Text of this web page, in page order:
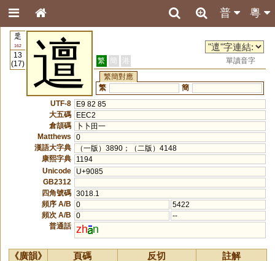
粵
普
辵
162
13
(17)
邅 繁 簡 港
單讀音字
繁簡對應
繁
簡
UTF-8
E9 82 85
大五碼
EEC2
倉頡碼
卜卜田一
Matthews
0
漢語大字典
（一版）3890；（二版）4148
康熙字典
1194
Unicode
U+9085
GB2312
四角號碼 3018.1
頻序 A/B
0
5422
頻次 A/B
0
--
普通話 zh n
《廣韻》 頁碼 反切
註解